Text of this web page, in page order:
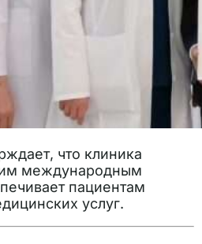
что клиника
международным
пациентам
услуг.